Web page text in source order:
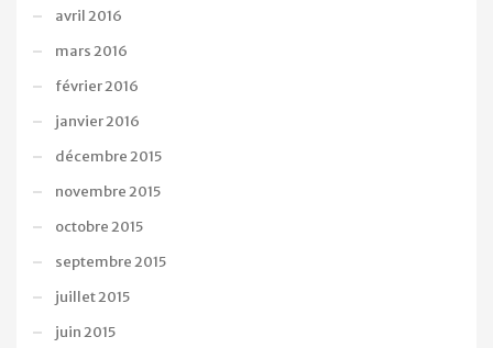
avril 2016
mars 2016
février 2016
janvier 2016
décembre 2015
novembre 2015
octobre 2015
septembre 2015
juillet 2015
juin 2015